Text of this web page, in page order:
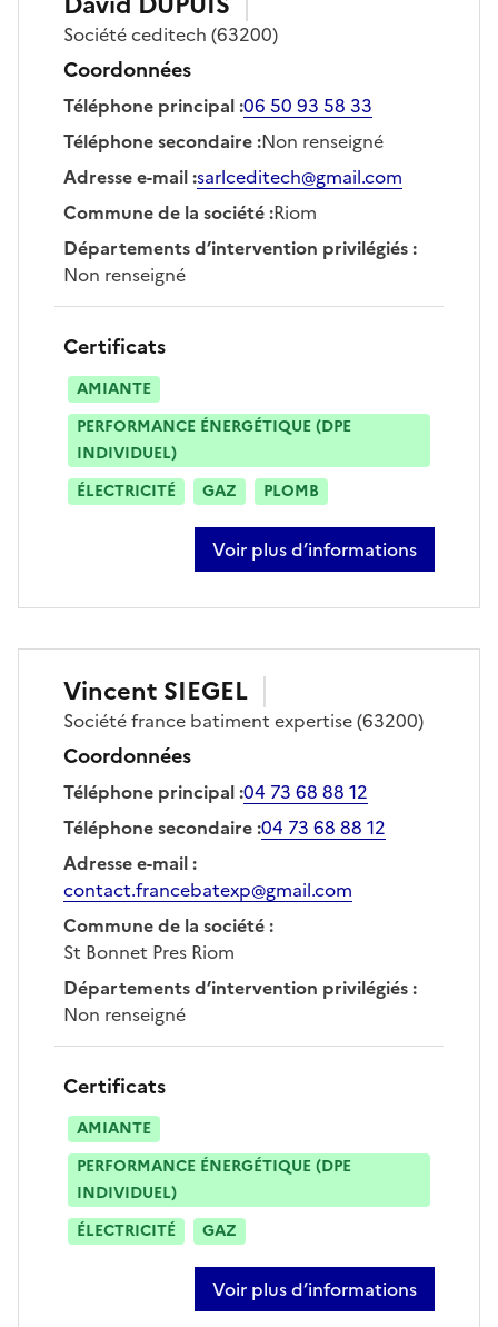
Sociétéceditech (63200)
Coordonnées
Téléphone principal:06 50 93 58 33
Téléphone secondaire:Non renseigné
Adresse e-mail:sarlceditech@gmail.com
Commune de la société:Riom
Départements d’intervention privilégiés:
Non renseigné
Certificats
AMIANTE
PERFORMANCE ÉNERGÉTIQUE (DPE
INDIVIDUEL)
ÉLECTRICITÉ
GAZ PLOMB
Voir plus d’informations
sur david dupuis
Vincent SIEGEL
Sociétéfrance batiment expertise(63200)
Coordonnées
Téléphone principal:04 73 68 88 12
Téléphone secondaire:04 73 68 88 12
Adresse e-mail:
contact.francebatexp@gmail.com
Commune de la société:
St Bonnet Pres Riom
Départements d’intervention privilégiés:
Non renseigné
Certificats
AMIANTE
PERFORMANCE ÉNERGÉTIQUE (DPE
INDIVIDUEL)
ÉLECTRICITÉ
GAZ
Voir plus d’informations
sur vincent siegel